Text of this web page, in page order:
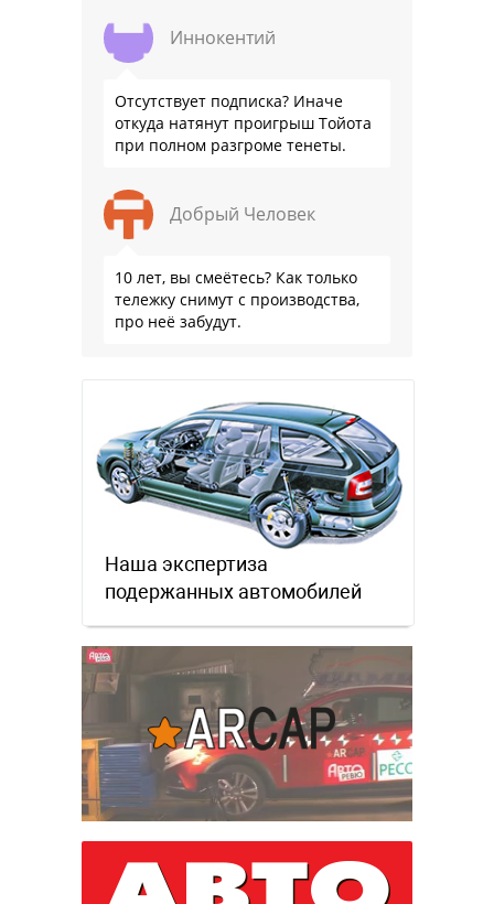
Иннокентий
Отсутствует подписка? Иначе
откуда натянут проигрыш Тойота
при полном разгроме тенеты.
Добрый Человек
10 лет, вы смеётесь? Как только
тележку снимут с производства,
про неё забудут.
Наша экспертиза
подержанных автомобилей